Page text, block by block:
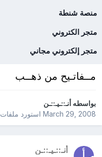
منصة شنطة
متجر الكتروني
متجر إلكتروني مجاني
مــفاتـيح من ذهــب
بواسطهأنـ::ـيـ::ـن
March 29, 2008استورد ملفات
أنـ::ـيـ::ـن